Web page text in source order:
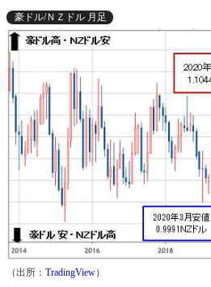
豪ドル/ＮＺドル 月足
（出所： TradingView）